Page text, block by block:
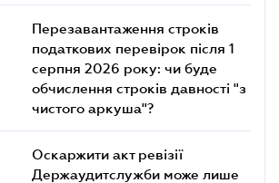
Перезавантаження строків
податкових перевірок після 1
серпня 2026 року: чи буде
обчислення строків давності "з
чистого аркуша"?
Оскаржити акт ревізії
Держаудитслужби може лише